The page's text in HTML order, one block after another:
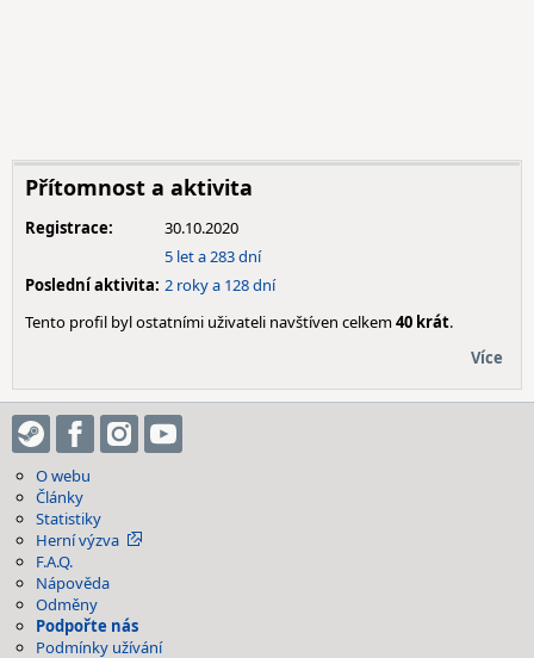
Přítomnost a aktivita
Registrace:
30.10.2020
5 let a 283 dní
Poslední aktivita: 2 roky a 128 dní
Tento profil byl ostatními uživateli navštíven celkem40 krát.
Více
O webu
Články
Statistiky
Herní výzva
F.A.Q.
Nápověda
Odměny
Podpořte nás
Podmínky užívání